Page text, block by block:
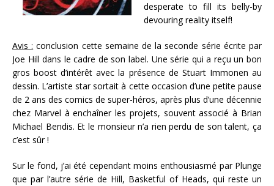
desperate to fill its belly-by
devouring reality itself!
Avis : conclusion cette semaine de la seconde série écrite par
Joe Hill dans le cadre de son label. Une série qui a reçu un bon
gros boost d’intérêt avec la présence de Stuart Immonen au
dessin. L’artiste star sortait à cette occasion d’une petite pause
de 2 ans des comics de super-héros, après plus d’une décennie
chez Marvel à enchaîner les projets, souvent associé à Brian
Michael Bendis. Et le monsieur n’a rien perdu de son talent, ça
c’est sûr !
Sur le fond, j’ai été cependant moins enthousiasmé par Plunge
que par l’autre série de Hill, Basketful of Heads, qui reste un